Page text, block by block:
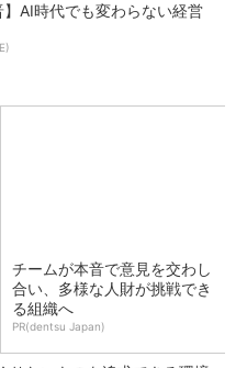
】AI時代でも変わらない経営
チームが本音で意見を交わし
合い、多様な人財が挑戦でき
る組織へ
PR(dentsu Japan)